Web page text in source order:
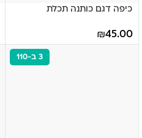
כיפה דגם כותנה תכלת
45.00
₪
3 ב-110